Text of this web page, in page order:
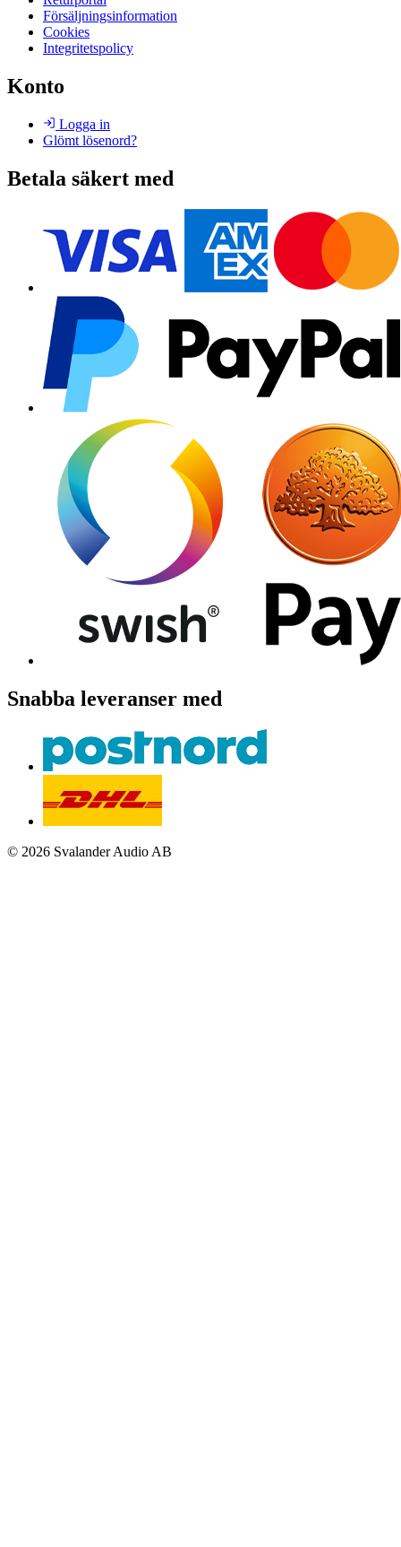
Försäljningsinformation
Cookies
Integritetspolicy
Konto
Logga in
Glömt lösenord?
Betala säkert med
Snabba leveranser med
© 2026 Svalander Audio AB